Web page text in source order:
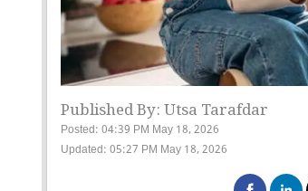
Published By: Utsa Tarafdar
Posted: 04:39 PM May 18, 2026
Updated: 05:27 PM May 18, 2026